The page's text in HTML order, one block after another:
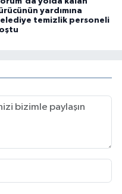
yardımına
temizlik personeli